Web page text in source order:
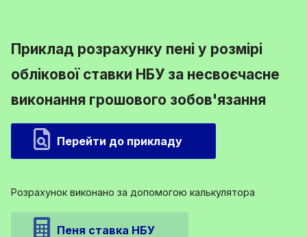
Приклад розрахунку пені у розмірі
облікової ставки НБУ за несвоєчасне
виконання грошового зобов'язання
Перейти до прикладу
Розрахунок виконано за допомогою калькулятора
Пеня ставка НБУ